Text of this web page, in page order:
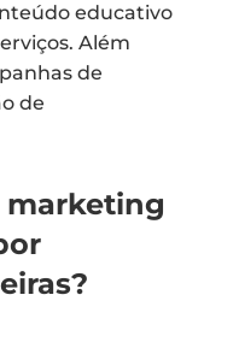
educativo
Além
de
de
marketing